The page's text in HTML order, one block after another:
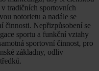
tradičních sportovních
notorietu a nadále se
činnosti. Nepřizpůsobení se
sportu a funkční vztahy
sportovní činnost, pro
základny, odliv